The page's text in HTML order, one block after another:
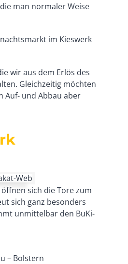
man normaler Weise
im Kieswerk
wir aus dem Erlös des
Gleichzeitig möchten
Auf- und Abbau aber
sich die Tore zum
sich ganz besonders
unmittelbar den BuKi-
– Bolstern